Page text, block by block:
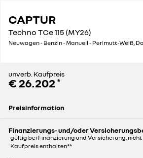
CAPTUR
Techno TCe 115 (MY26)
Neuwagen - Benzin - Manuell - Perlmutt-Weiß,
unverb. Kaufpreis
€ 26.202 *
Preisinformation
Finanzierungs- und/oder
gültig bei Finanzierung und Versicherung, nicht
Kaufpreis enthalten**